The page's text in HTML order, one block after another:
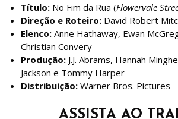
Título: No Fim da Rua (Flowervale
Direção e Roteiro: David Robert
Elenco: Anne Hathaway, Ewan
Christian Convery
Produção: J.J. Abrams, Hannah
Jackson e Tommy Harper
Distribuição: Warner Bros. Pictures
ASSISTA AO